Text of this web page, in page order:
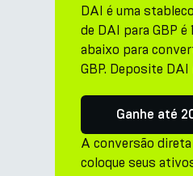
DAI é uma
de DAI para GBP
abaixo para
GBP. Deposite DAI
Ganhe até
A conversão
coloque seus